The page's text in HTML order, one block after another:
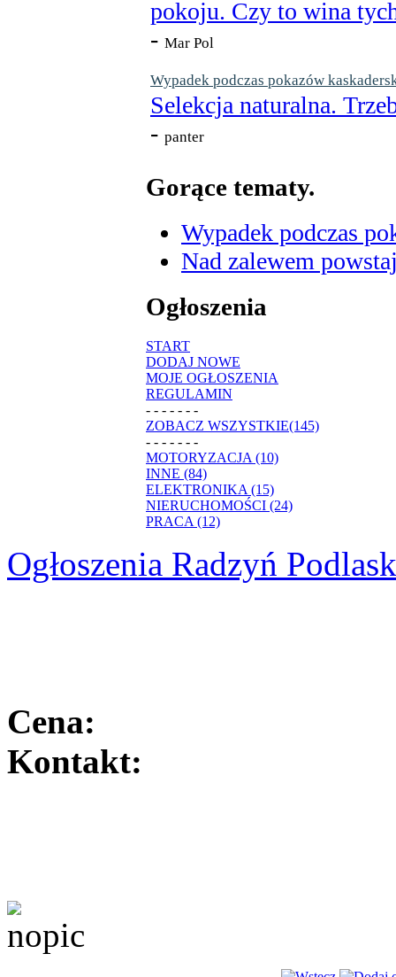
pokoju. Czy to wina
- Mar Pol
Wypadek podczas pokazów
Selekcja naturalna.
- panter
Gorące tematy.
Wypadek podczas
Nad zalewem
Ogłoszenia
START
DODAJ NOWE
MOJE OGŁOSZENIA
REGULAMIN
- - - - - - -
ZOBACZ WSZYSTKIE(145)
- - - - - - -
MOTORYZACJA (10)
INNE (84)
ELEKTRONIKA (15)
NIERUCHOMOŚCI (24)
PRACA (12)
Ogłoszenia Radzyń
Cena:
Kontakt: